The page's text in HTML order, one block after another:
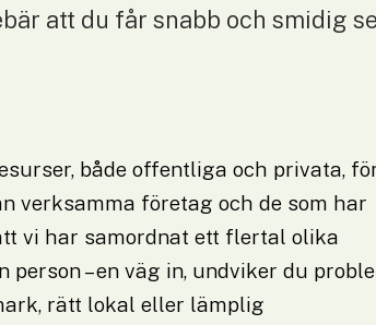
att du får snabb och smidig
både offentliga och privata,
verksamma företag och de som har
vi har samordnat ett flertal olika
– en väg in, undviker du
rätt lokal eller lämplig